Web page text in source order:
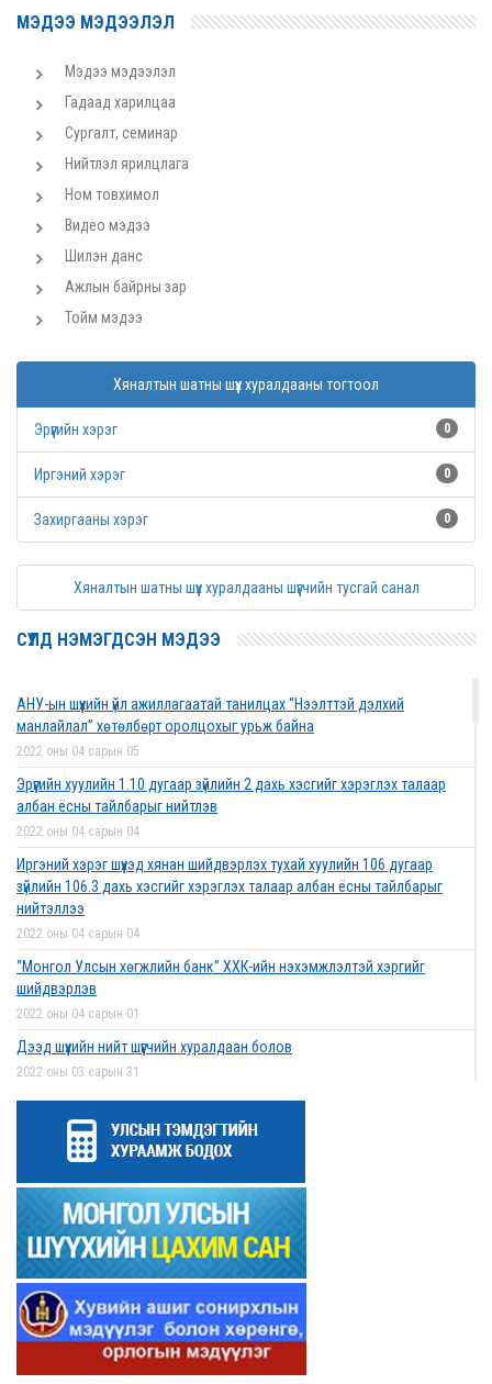
МЭДЭЭ МЭДЭЭЛЭЛ
Мэдээ мэдээлэл
Гадаад харилцаа
Сургалт, семинар
Нийтлэл ярилцлага
Ном товхимол
Видео мэдээ
Шилэн данс
Ажлын байрны зар
Тойм мэдээ
Хяналтын шатны шүүх хуралдааны тогтоол
Эрүүгийн хэрэг 0
Иргэний хэрэг 0
Захиргааны хэрэг 0
Хяналтын шатны шүүх хуралдааны шүүгчийн тусгай санал
СҮҮЛД НЭМЭГДСЭН МЭДЭЭ
АНУ-ын шүүхийн үйл ажиллагаатай танилцах “Нээлттэй дэлхий
манлайлал” хөтөлбөрт оролцохыг урьж байна
2022 оны 04 сарын 05
Эрүүгийн хуулийн 1.10 дугаар зүйлийн 2 дахь хэсгийг хэрэглэх талаар
албан ёсны тайлбарыг нийтлэв
2022 оны 04 сарын 04
Иргэний хэрэг шүүхэд хянан шийдвэрлэх тухай хуулийн 106 дугаар
зүйлийн 106.3 дахь хэсгийг хэрэглэх талаар албан ёсны тайлбарыг
нийтэллээ
2022 оны 04 сарын 04
“Монгол Улсын хөгжлийн банк” ХХК-ийн нэхэмжлэлтэй хэргийг
шийдвэрлэв
2022 оны 04 сарын 01
Дээд шүүхийн нийт шүүгчийн хуралдаан болов
2022 оны 03 сарын 31
Нээлттэй ажлын байрны зар
2022 оны 03 сарын 31
Д.Гүрсоронз нарт холбогдох хэргийг хяналтын шатны шүүх хуралдаанаар
хэлэлцүүлэхээс татгалзав
2022 оны 03 сарын 30
Дээд шүүхийн нийт шүүгчийн хуралдаан болно
Сургалтын хөтөлбөрийн хороо хуралдлаа
2022 оны 03 сарын 17
Монгол Улсын дээд шүүхийн Тамгын газрын даргаар С.Заяадэлгэрийг